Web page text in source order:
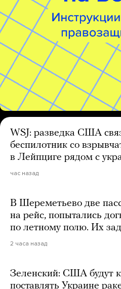
WSJ: разведка США
беспилотник со
в Лейпциге рядом с
час назад
В Шереметьево две
на рейс, попытались
по летному полю. Их
2 часа назад
Зеленский: США будут
поставлять Украине